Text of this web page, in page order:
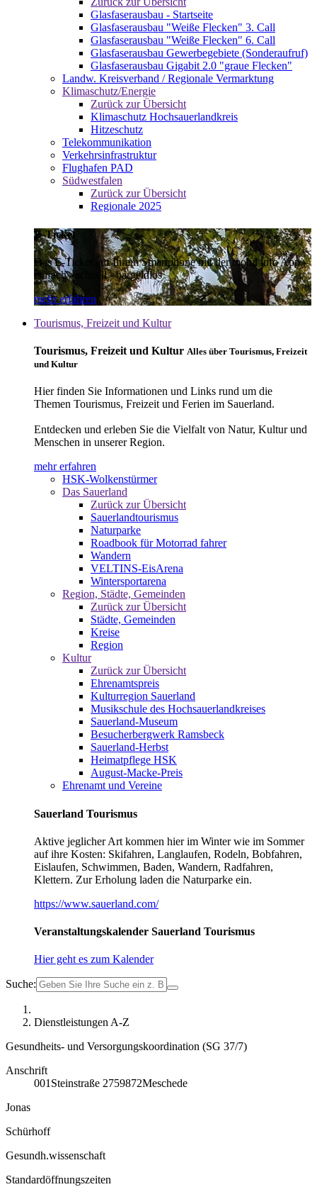
Glasfaserausbau - Startseite
Glasfaserausbau "Weiße Flecken" 3. Call
Glasfaserausbau "Weiße Flecken" 6. Call
Glasfaserausbau Gewerbegebiete (Sonderaufruf)
Glasfaserausbau Gigabit 2.0 "graue Flecken"
Landw. Kreisverband / Regionale Vermarktung
Klimaschutz/Energie
Zurück zur Übersicht
Klimaschutz Hochsauerlandkreis
Hitzeschutz
Telekommunikation
Verkehrsinfrastruktur
Flughafen PAD
Südwestfalen
Zurück zur Übersicht
Regionale 2025
E-Ticket
Das E-Ticket auf Ihrem Smartphone mit der mobil info App -
einfach - schnell - bargeldlos
mehr erfahren
Tourismus, Freizeit und Kultur
Tourismus, Freizeit und Kultur Alles über Tourismus, Freizeit
und Kultur
Hier finden Sie Informationen und Links rund um die
Themen Tourismus, Freizeit und Ferien im Sauerland.
Entdecken und erleben Sie die Vielfalt von Natur, Kultur und
Menschen in unserer Region.
mehr erfahren
HSK-Wolkenstürmer
Das Sauerland
Zurück zur Übersicht
Sauerlandtourismus
Naturparke
Roadbook für Motorrad fahrer
Wandern
VELTINS-EisArena
Wintersportarena
Region, Städte, Gemeinden
Zurück zur Übersicht
Städte, Gemeinden
Kreise
Region
Kultur
Zurück zur Übersicht
Ehrenamtspreis
Kulturregion Sauerland
Musikschule des Hochsauerlandkreises
Sauerland-Museum
Besucherbergwerk Ramsbeck
Sauerland-Herbst
Heimatpflege HSK
August-Macke-Preis
Ehrenamt und Vereine
Sauerland Tourismus
Aktive jeglicher Art kommen hier im Winter wie im Sommer
auf ihre Kosten: Skifahren, Langlaufen, Rodeln, Bobfahren,
Eislaufen, Schwimmen, Baden, Wandern, Radfahren,
Klettern. Zur Erholung laden die Naturparke ein.
https://www.sauerland.com/
Veranstaltungskalender Sauerland Tourismus
Hier geht es zum Kalender
Suche:
Dienstleistungen A-Z
Gesundheits- und Versorgungskoordination (SG 37/7)
Anschrift
001 Steinstraße 2759872Meschede
Jonas
Schürhoff
Gesundh.wissenschaft
Standardöffnungszeiten